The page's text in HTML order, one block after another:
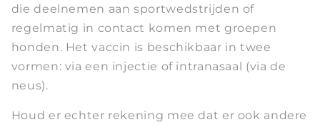
die deelnemen aan sportwedstrijden of
regelmatig in contact komen met groepen
honden. Het vaccin is beschikbaar in twee
vormen: via een injectie of intranasaal (via de
neus).
Houd er echter rekening mee dat er ook andere